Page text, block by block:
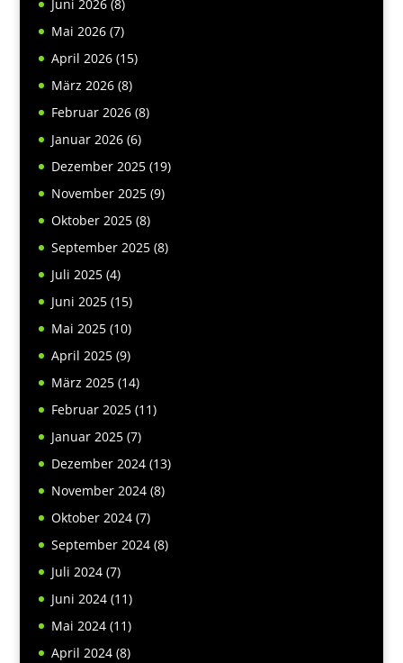
Juni 2026(8)
Mai 2026(7)
April 2026(15)
März 2026(8)
Februar 2026(8)
Januar 2026(6)
Dezember 2025(19)
November 2025(9)
Oktober 2025(8)
September 2025(8)
Juli 2025(4)
Juni 2025(15)
Mai 2025(10)
April 2025(9)
März 2025(14)
Februar 2025(11)
Januar 2025(7)
Dezember 2024(13)
November 2024(8)
Oktober 2024(7)
September 2024(8)
Juli 2024(7)
Juni 2024(11)
Mai 2024(11)
April 2024(8)